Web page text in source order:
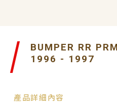
BUMPER RR
1996 - 1997
產品詳細內容